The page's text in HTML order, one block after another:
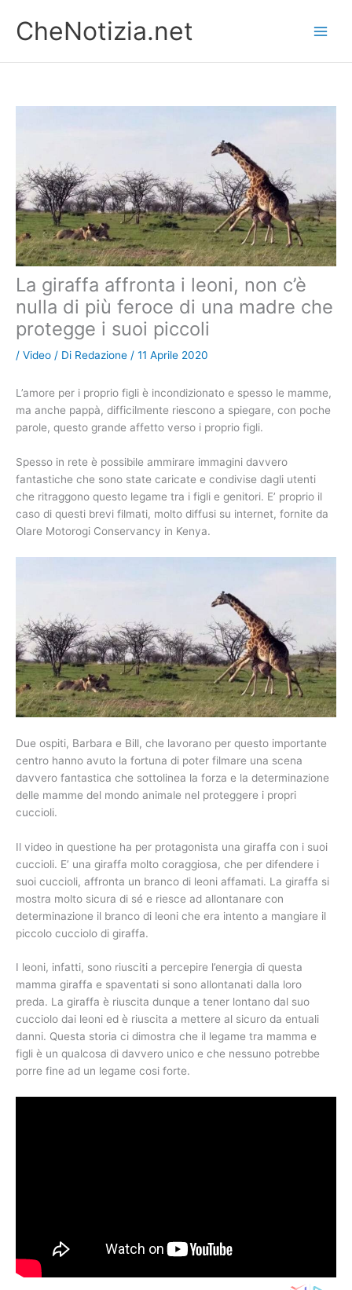
contenuto
CheNotizia.net
La giraffa affronta i leoni, non c’è
nulla di più feroce di una madre che
protegge i suoi piccoli
/ Video / Di Redazione / 11 Aprile 2020
L’amore per i proprio figli è incondizionato e spesso le mamme,
ma anche pappà, difficilmente riescono a spiegare, con poche
parole, questo grande affetto verso i proprio figli.
Spesso in rete è possibile ammirare immagini davvero
fantastiche che sono state caricate e condivise dagli utenti
che ritraggono questo legame tra i figli e genitori. E’ proprio il
caso di questi brevi filmati, molto diffusi su internet, fornite da
Olare Motorogi Conservancy in Kenya.
Due ospiti, Barbara e Bill, che lavorano per questo importante
centro hanno avuto la fortuna di poter filmare una scena
davvero fantastica che sottolinea la forza e la determinazione
delle mamme del mondo animale nel proteggere i propri
cuccioli.
Il video in questione ha per protagonista una giraffa con i suoi
cuccioli. E’ una giraffa molto coraggiosa, che per difendere i
suoi cuccioli, affronta un branco di leoni affamati. La giraffa si
mostra molto sicura di sé e riesce ad allontanare con
determinazione il branco di leoni che era intento a mangiare il
piccolo cucciolo di giraffa.
I leoni, infatti, sono riusciti a percepire l’energia di questa
mamma giraffa e spaventati si sono allontanati dalla loro
preda. La giraffa è riuscita dunque a tener lontano dal suo
cucciolo dai leoni ed è riuscita a mettere al sicuro da entuali
danni. Questa storia ci dimostra che il legame tra mamma e
figli è un qualcosa di davvero unico e che nessuno potrebbe
porre fine ad un legame cosi forte.